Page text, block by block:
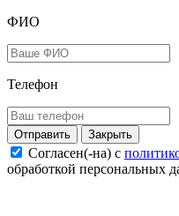
ФИО
Телефон
Закрыть
Согласен(-на) c
обработкой персональных